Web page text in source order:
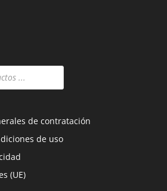
de contratación
de uso
(UE)